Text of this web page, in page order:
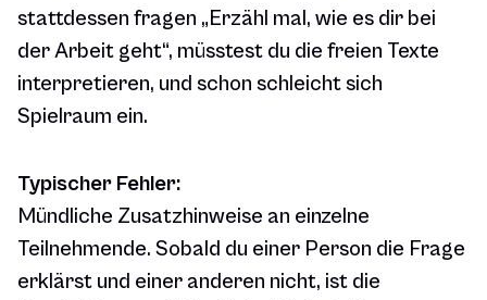
stattdessen fragen „Erzähl mal, wie es dir bei
der Arbeit geht“, müsstest du die freien Texte
interpretieren, und schon schleicht sich
Spielraum ein.
Typischer Fehler:
Mündliche Zusatzhinweise an einzelne
Teilnehmende. Sobald du einer Person die Frage
erklärst und einer anderen nicht, ist die